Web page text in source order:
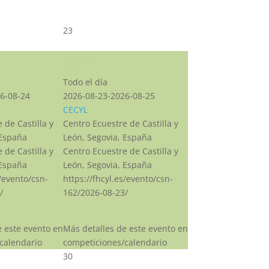
08-24
de Castilla y
de Castilla y
csn-
este evento en
23
Todo el día
2026-08-23-2026-08-25
CECYL
Centro Ecuestre de Castilla y
León, Segovia, España
Centro Ecuestre de Castilla y
León, Segovia, España
https://fhcyl.es/evento/csn-
162/2026-08-23/
Más detalles de este evento en
competiciones/calendario
30